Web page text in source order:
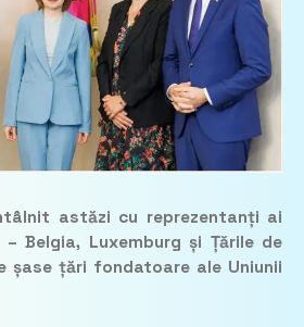
astăzi cu reprezentanți ai
Belgia, Luxemburg și Țările de
șase țări fondatoare ale Uniunii